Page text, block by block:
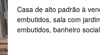
Casa de alto padrão à
embutidos, sala com
embutidos, banheiro